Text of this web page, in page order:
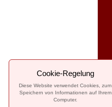
Cookie-Regelung
Diese Website verwendet Cookies, zum
Speichern von Informationen auf Ihrem
Computer.